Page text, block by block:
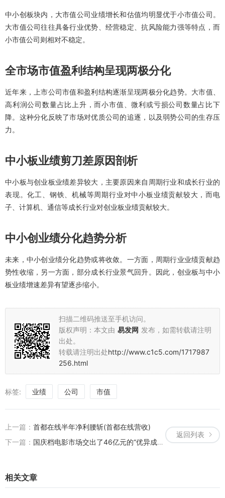
中小创板块内，大市值公司业绩增长和估值均明显优于小市值公司。
大市值公司往往具备行业优势、经营稳定、抗风险能力强等特点，而
小市值公司则相对不稳定。
全市场市值盈利结构呈现两极分化
近年来，上市公司市值和盈利结构逐渐呈现两极分化趋势。大市值、
高利润公司数量占比上升，而小市值、微利或亏损公司数量占比下
降。这种分化反映了市场对优质公司的追逐，以及弱势公司的生存压
力。
中小板业绩剪刀差原因剖析
中小板与创业板业绩差异较大，主要原因来自周期行业和成长行业的
表现。化工、钢铁、机械等周期行业对中小板业绩贡献较大，而电
子、计算机、通信等成长行业对创业板业绩贡献较大。
中小创业绩分化趋势分析
未来，中小创业绩分化趋势或将收敛。一方面，周期行业业绩贡献趋
势性收缩，另一方面，部分成长行业景气回升。因此，创业板与中小
板业绩增速差异有望逐步缩小。
扫描二维码推送至手机访问。
版权声明：本文由 易发网 发布，如需转载请注明
出处。
转载请注明出处http://www.c1c5.com/1717987
256.html
标签: 业绩 公司 市值
返回列表
上一篇： 首都在线半年净利腰斩(首都在线营收)
下一篇： 国庆档电影市场交出了46亿元的“优异成绩”(国庆档来袭,电影市场只能依靠“黄道吉日”捞金?)
相关文章